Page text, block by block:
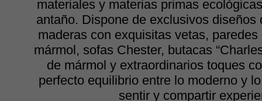
materiales y materias primas
antaño. Dispone de exclusivos diseños
maderas con exquisitas vetas,
mármol, sofas Chester, butacas
de mármol y extraordinarios toques
perfecto equilibrio entre lo moderno y
sentir y compartir